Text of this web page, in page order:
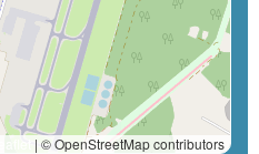
| © OpenStreetMap contributors